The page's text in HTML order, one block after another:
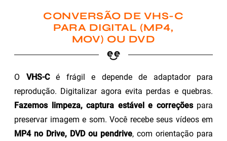
CONVERSÃO DE VHS-C
PARA DIGITAL (MP4,
MOV) OU DVD
O VHS-Cé frágil e depende de adaptador para
reprodução. Digitalizar agora evita perdas e quebras.
Fazemos limpeza, captura estável e correçõespara
preservar imagem e som. Você recebe seus vídeos em
MP4 no Drive, DVD ou pendrive, com orientação para